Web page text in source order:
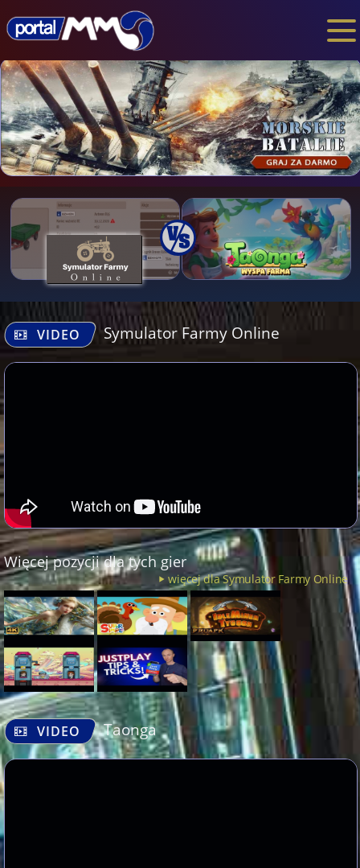
VIDEO Symulator Farmy Online
Więcej pozycji dla tych gier
więcej dla Symulator Farmy Online
VIDEO Taonga